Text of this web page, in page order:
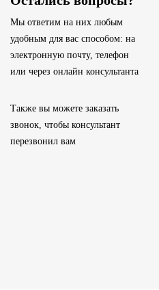
Мы ответим на них любым
удобным для вас способом: на
электронную почту, телефон
или через онлайн консультанта
Также вы можете заказать
звонок, чтобы консультант
перезвонил вам